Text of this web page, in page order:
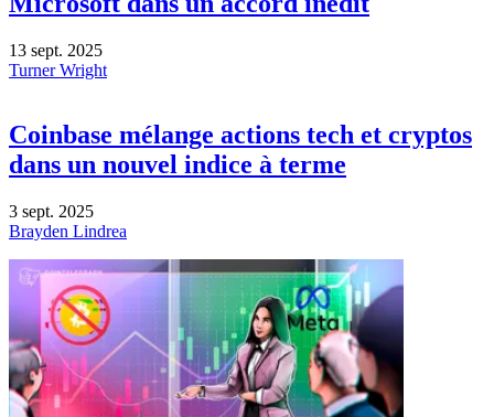
13 sept. 2025
Turner Wright
Coinbase mélange actions tech et cryptos
dans un nouvel indice à terme
3 sept. 2025
Brayden Lindrea